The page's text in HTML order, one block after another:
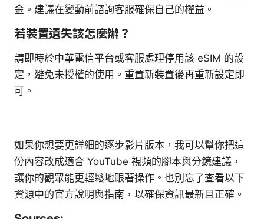
金。建議在變動前諮詢客服確保自己的權益。
若裝置遺失該怎麼辦？
請即時於中華電信平台或客服處理停用該 eSIM 的設
定，避免未授權的使用。重置新裝置後再重新設定即
可。
如果你想要更詳細的逐步影片版本，我可以幫你把這
份內容改成適合 YouTube 視頻的腳本與分鏡建議，
讓你的觀眾能更輕鬆地跟著操作。也別忘了查看以下
資源中的官方說明與指南，以確保資訊最新且正確。